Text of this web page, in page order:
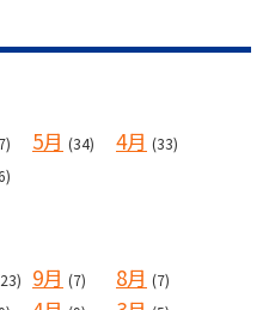
5月 (34) 4月 (33)
9月 (7) 8月 (7)